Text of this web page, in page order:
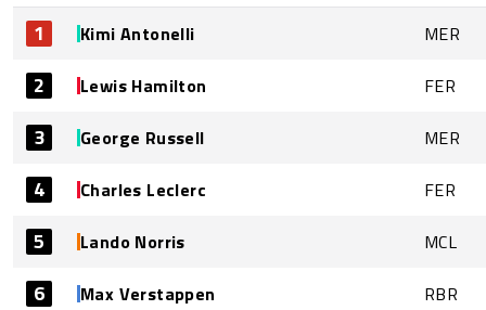
1 Kimi Antonelli MER
2 Lewis Hamilton FER
3 George Russell MER
4 Charles Leclerc FER
5 Lando Norris MCL
6 Max Verstappen RBR